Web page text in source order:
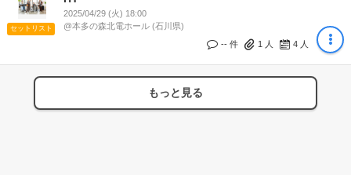
セットリスト
2025/04/29 (火) 18:00
@本多の森北電ホール (石川県)
-- 件
1 人 4 人
もっと見る